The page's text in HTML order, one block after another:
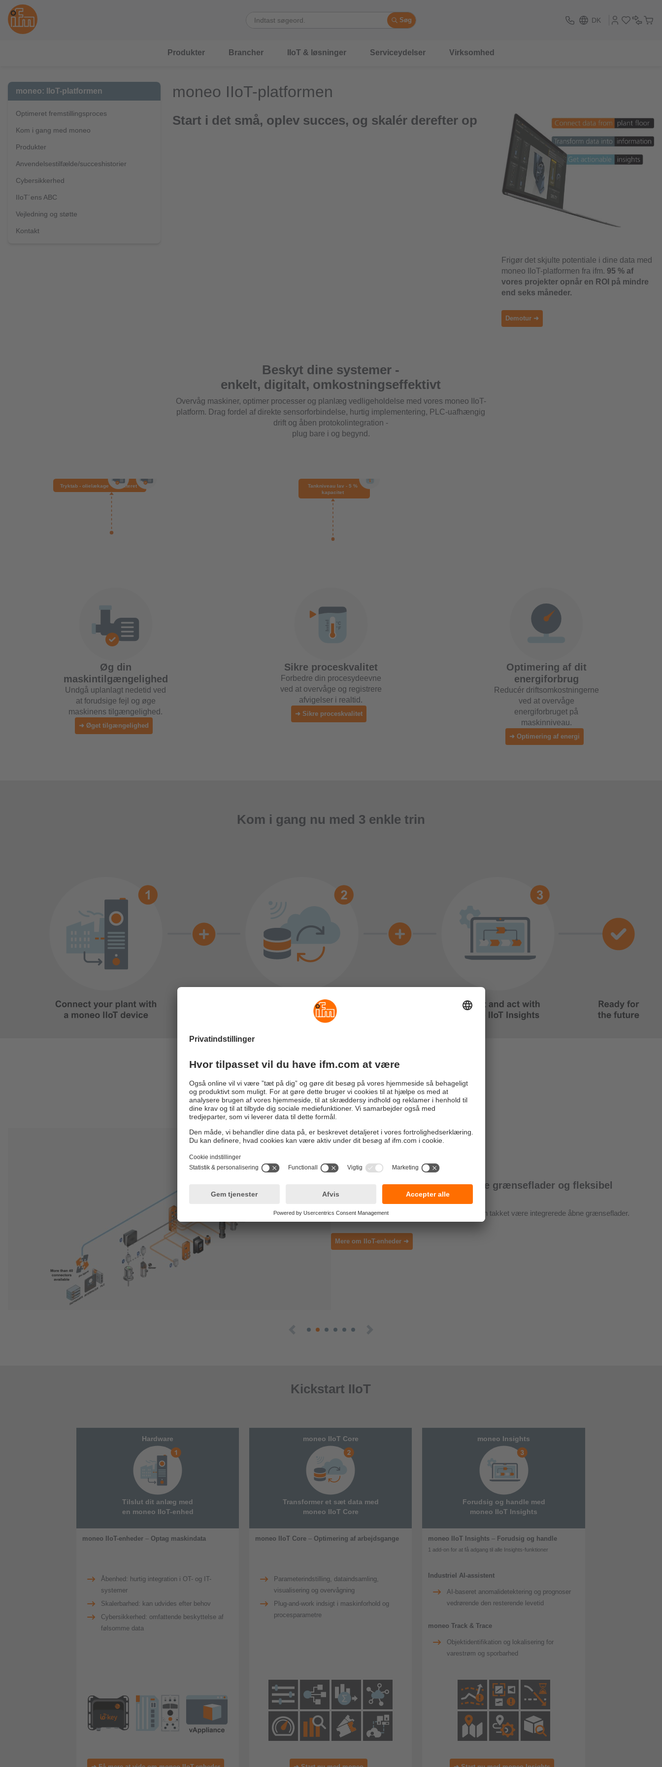
Søg DK
Produkter Brancher IIoT & løsninger Serviceydelser Virksomhed
moneo: IIoT-platformen
Optimeret fremstillingsproces
Kom i gang med moneo
Produkter
Anvendelsestilfælde/succeshistorier
Cybersikkerhed
IIoT´ens ABC
Vejledning og støtte
Kontakt
moneo IIoT-platformen
Start i det små, oplev succes, og skalér derefter op
Frigør det skjulte potentiale i dine data med
moneo IIoT-platformen fra ifm. 95 % af
vores projekter opnår en ROI på mindre
end seks måneder.
Demotur ➜
Beskyt dine systemer -
enkelt, digitalt, omkostningseffektivt
Overvåg maskiner, optimer processer og planlæg vedligeholdelse med vores moneo IIoT-
platform. Drag fordel af direkte sensorforbindelse, hurtig implementering, PLC-uafhængig
drift og åben protokolintegration -
plug bare i og begynd.
Øg din
maskintilgængelighed
Undgå uplanlagt nedetid ved
at forudsige fejl og øge
maskinens tilgængelighed.
➜ Øget tilgængelighed
Sikre proceskvalitet
Forbedre din procesydeevne
ved at overvåge og registrere
afvigelser i realtid.
➜ Sikre proceskvalitet
Optimering af dit
energiforbrug
Reducér driftsomkostningerne
ved at overvåge
energiforbruget på
maskinniveau.
➜ Optimering af energi
Kom i gang nu med 3 enkle trin
Bliv inspireret
Kickstart IIoT
Hardware
Tilslut dit anlæg med
en moneo IIoT-enhed
moneo IIoT Core
Transformer et sæt data med
moneo IIoT Core
moneo Insights
Forudsig og handle med
moneo IIoT Insights
moneo IIoT-enheder – Optag maskindata moneo IIoT Core – Optimering af arbejdsgange moneo IIoT Insights – Forudsig og handle
1 add-on for at få adgang til alle Insights-funktioner
Åbenhed: hurtig integration i OT- og IT-
systemer
Skalerbarhed: kan udvides efter behov
Cybersikkerhed: omfattende beskyttelse af
følsomme data
Parameterindstilling, dataindsamling,
visualisering og overvågning
Plug-and-work indsigt i maskinforhold og
procesparametre
Industriel AI-assistent
AI-baseret anomalidetektering og prognoser
vedrørende den resterende levetid
moneo Track & Trace
Objektidentifikation og lokalisering for
varestrøm og sporbarhed